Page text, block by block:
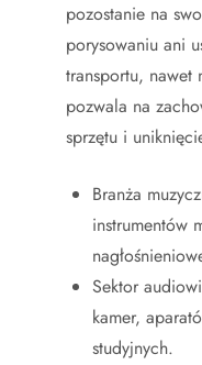
pozostanie na
porysowaniu ani
transportu, nawet
pozwala na
sprzętu i
Branża
instrumentów
Sektor
kamer,
studyjnych.